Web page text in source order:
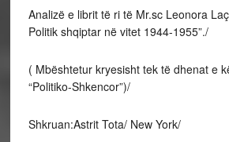
Analizë e librit të ri të Mr.sc Leonora
Politik shqiptar në vitet 1944-1955”./
( Mbështetur kryesisht tek të dhenat e
“Politiko-Shkencor”)/
Shkruan:Astrit Tota/ New York/